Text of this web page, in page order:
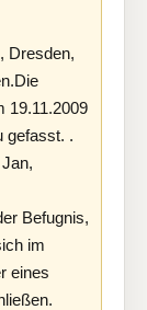
Dresden,
19.11.2009
gefasst. .
Befugnis,
im
eines